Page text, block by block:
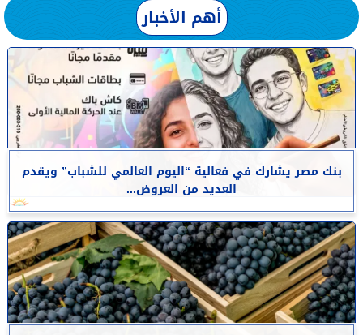
أهم الأخبار
بنك مصر يشارك في فعالية “اليوم العالمي للشباب” ويقدم
العديد من العروض...